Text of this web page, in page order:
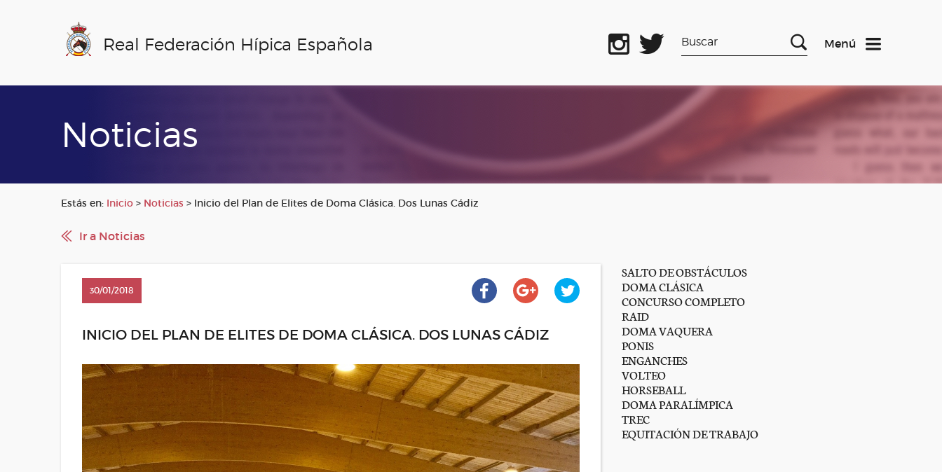
Real Federación Hípica Española Menú
Noticias
Estás en: Inicio > Noticias > Inicio del Plan de Elites de Doma Clásica. Dos Lunas Cádiz
Ir a Noticias
30/01/2018
INICIO DEL PLAN DE ELITES DE DOMA CLÁSICA. DOS LUNAS CÁDIZ
SALTO DE OBSTÁCULOS
DOMA CLÁSICA
CONCURSO COMPLETO
RAID
DOMA VAQUERA
PONIS
ENGANCHES
VOLTEO
HORSEBALL
DOMA PARALÍMPICA
TREC
EQUITACIÓN DE TRABAJO